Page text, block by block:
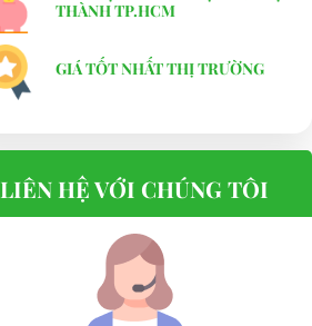
THÀNH TP.HCM
GIÁ TỐT NHẤT THỊ TRƯỜNG
LIÊN HỆ VỚI CHÚNG TÔI